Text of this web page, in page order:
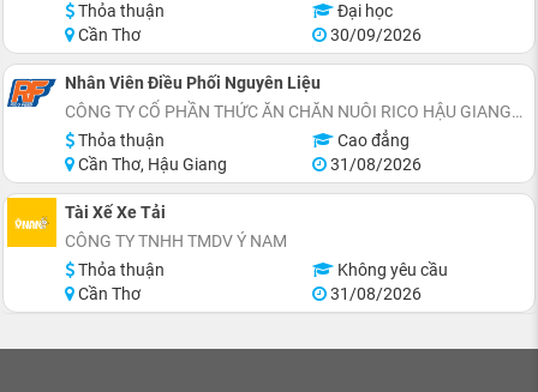
Thỏa thuận
Đại học
Cần Thơ
30/09/2026
Nhân Viên Điều Phối Nguyên Liệu
CÔNG TY CỔ PHẦN THỨC ĂN CHĂN NUÔI RICO HẬU GIANG
Thỏa thuận
Cao đẳng
Cần Thơ, Hậu Giang
31/08/2026
Tài Xế Xe Tải
CÔNG TY TNHH TMDV Ý NAM
Thỏa thuận
Không yêu cầu
Cần Thơ
31/08/2026